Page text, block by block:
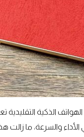
الذكية
والسرعة، ما زالت